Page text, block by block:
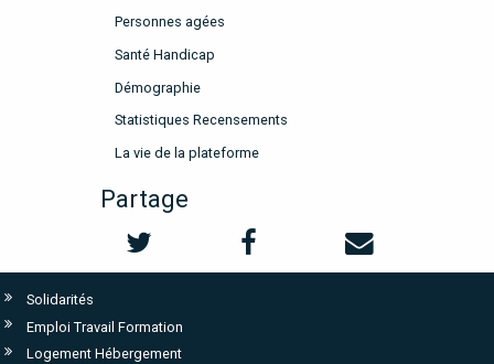
Personnes agées
Santé Handicap
Démographie
Statistiques Recensements
La vie de la plateforme
Partage
Solidarités
Emploi Travail Formation
Logement Hébergement